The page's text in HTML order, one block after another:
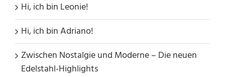
Hi, ich bin Leonie!
Hi, ich bin Adriano!
Zwischen Nostalgie und Moderne – Die neuen
Edelstahl-Highlights